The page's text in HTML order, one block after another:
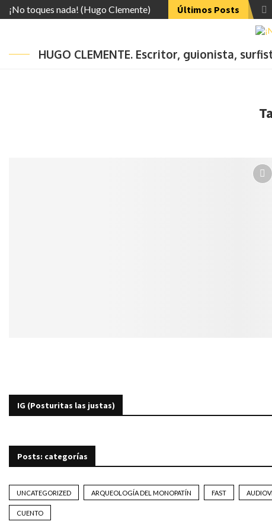
¡No toques nada! (Hugo Clemente) Últimos Posts
HUGO CLEMENTE. Escritor, guionista,
IG (Posturitas las justas)
Posts: categorías
UNCATEGORIZED ARQUEOLOGÍA DEL MONOPATÍN FAST
CUENTO